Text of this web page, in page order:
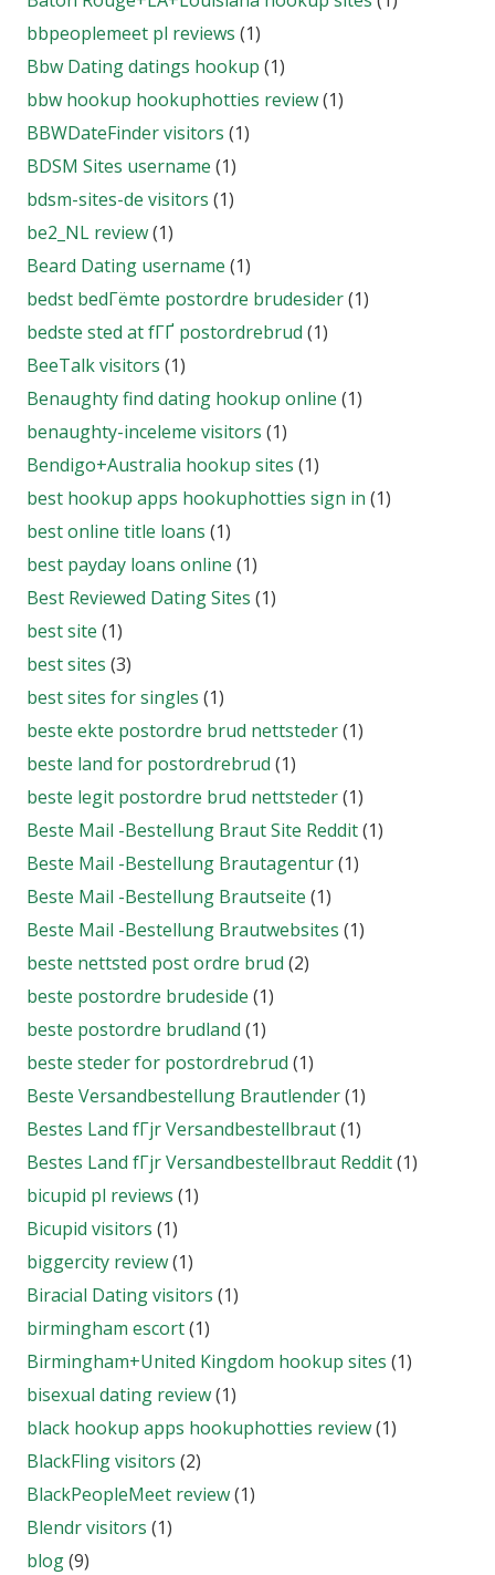
bbpeoplemeet pl reviews (1)
Bbw Dating datings hookup (1)
bbw hookup hookuphotties review(1)
BBWDateFinder visitors (1)
BDSM Sites username (1)
bdsm-sites-de visitors (1)
be2_NL review(1)
Beard Dating username (1)
bedst bedГёmte postordre brudesider(1)
bedste sted at fГҐ postordrebrud (1)
BeeTalk visitors (1)
Benaughty find dating hookup online (1)
benaughty-inceleme visitors (1)
Bendigo+Australia hookup sites (1)
best hookup apps hookuphotties sign in (1)
best online title loans (1)
best payday loans online (1)
Best Reviewed Dating Sites (1)
best site (1)
best sites (3)
best sites for singles (1)
beste ekte postordre brud nettsteder(1)
beste land for postordrebrud (1)
beste legit postordre brud nettsteder(1)
Beste Mail -Bestellung Braut Site Reddit(1)
Beste Mail -Bestellung Brautagentur(1)
Beste Mail -Bestellung Brautseite (1)
Beste Mail -Bestellung Brautwebsites (1)
beste nettsted post ordre brud (2)
beste postordre brudeside (1)
beste postordre brudland (1)
beste steder for postordrebrud (1)
Beste Versandbestellung Brautlender(1)
Bestes Land fГјr Versandbestellbraut(1)
Bestes Land fГјr Versandbestellbraut Reddit(1)
bicupid pl reviews (1)
Bicupid visitors (1)
biggercity review(1)
Biracial Dating visitors (1)
birmingham escort(1)
Birmingham+United Kingdom hookup sites (1)
bisexual dating review(1)
black hookup apps hookuphotties review(1)
BlackFling visitors (2)
BlackPeopleMeet review(1)
Blendr visitors (1)
blog(9)